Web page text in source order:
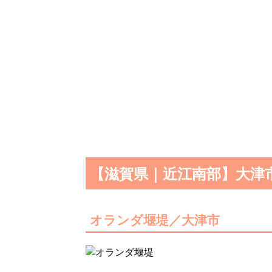
【滋賀県｜近江南部】大
オランダ堰堤／大津市